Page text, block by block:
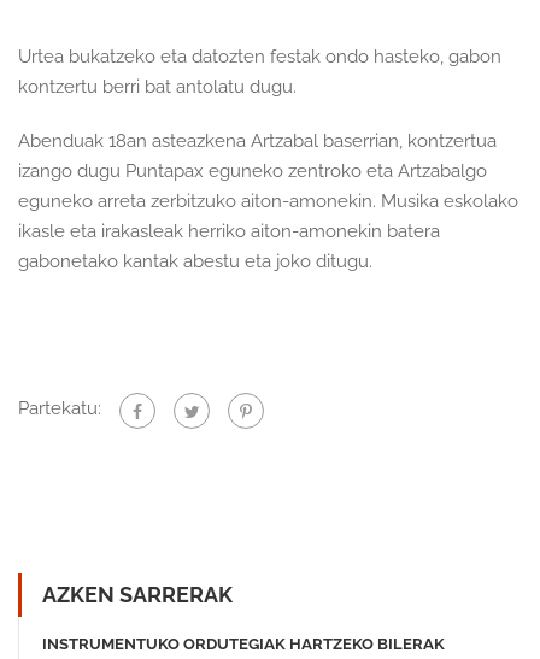
Urtea bukatzeko eta datozten festak ondo hasteko, gabon
kontzertu berri bat antolatu dugu.
Abenduak 18an asteazkena Artzabal baserrian, kontzertua
izango dugu Puntapax eguneko zentroko eta Artzabalgo
eguneko arreta zerbitzuko aiton-amonekin. Musika eskolako
ikasle eta irakasleak herriko aiton-amonekin batera
gabonetako kantak abestu eta joko ditugu.
Partekatu:
AZKEN SARRERAK
INSTRUMENTUKO ORDUTEGIAK HARTZEKO BILERAK